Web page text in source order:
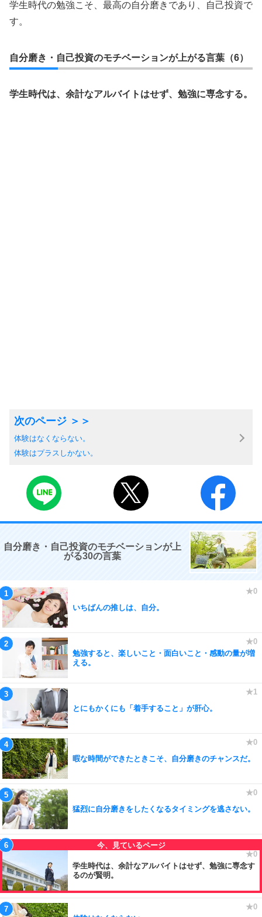
学生時代の勉強こそ、最高の自分磨きであり、自己投資で
す。
自分磨き・自己投資のモチベーションが上がる言葉（6）
学生時代は、余計なアルバイトはせず、勉強に専念する。
体験はなくならない。
体験はプラスしかない。
自分磨き・自己投資のモチベーションが上
がる30の言葉
いちばんの推しは、自分。
勉強すると、楽しいこと・面白いこと・感動の量が増
える。
とにもかくにも「着手すること」が肝心。
暇な時間ができたときこそ、自分磨きのチャンスだ。
猛烈に自分磨きをしたくなるタイミングを逃さない。
学生時代は、余計なアルバイトはせず、勉強に専念す
るのが賢明。